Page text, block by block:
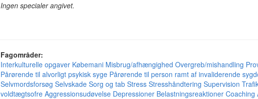
Ingen specialer angivet.
Fagområder:
Interkulturelle opgaver Købemani Misbrug/afhængighed Overgreb/mishandling
Pårørende til alvorligt psykisk syge Pårørende til person ramt af invaliderende
Selvmordsforsøg Selvskade Sorg og tab Stress Stresshåndtering Supervision
voldtægtsofre Aggressionsudøvelse Depressioner Belastningsreaktioner Coaching